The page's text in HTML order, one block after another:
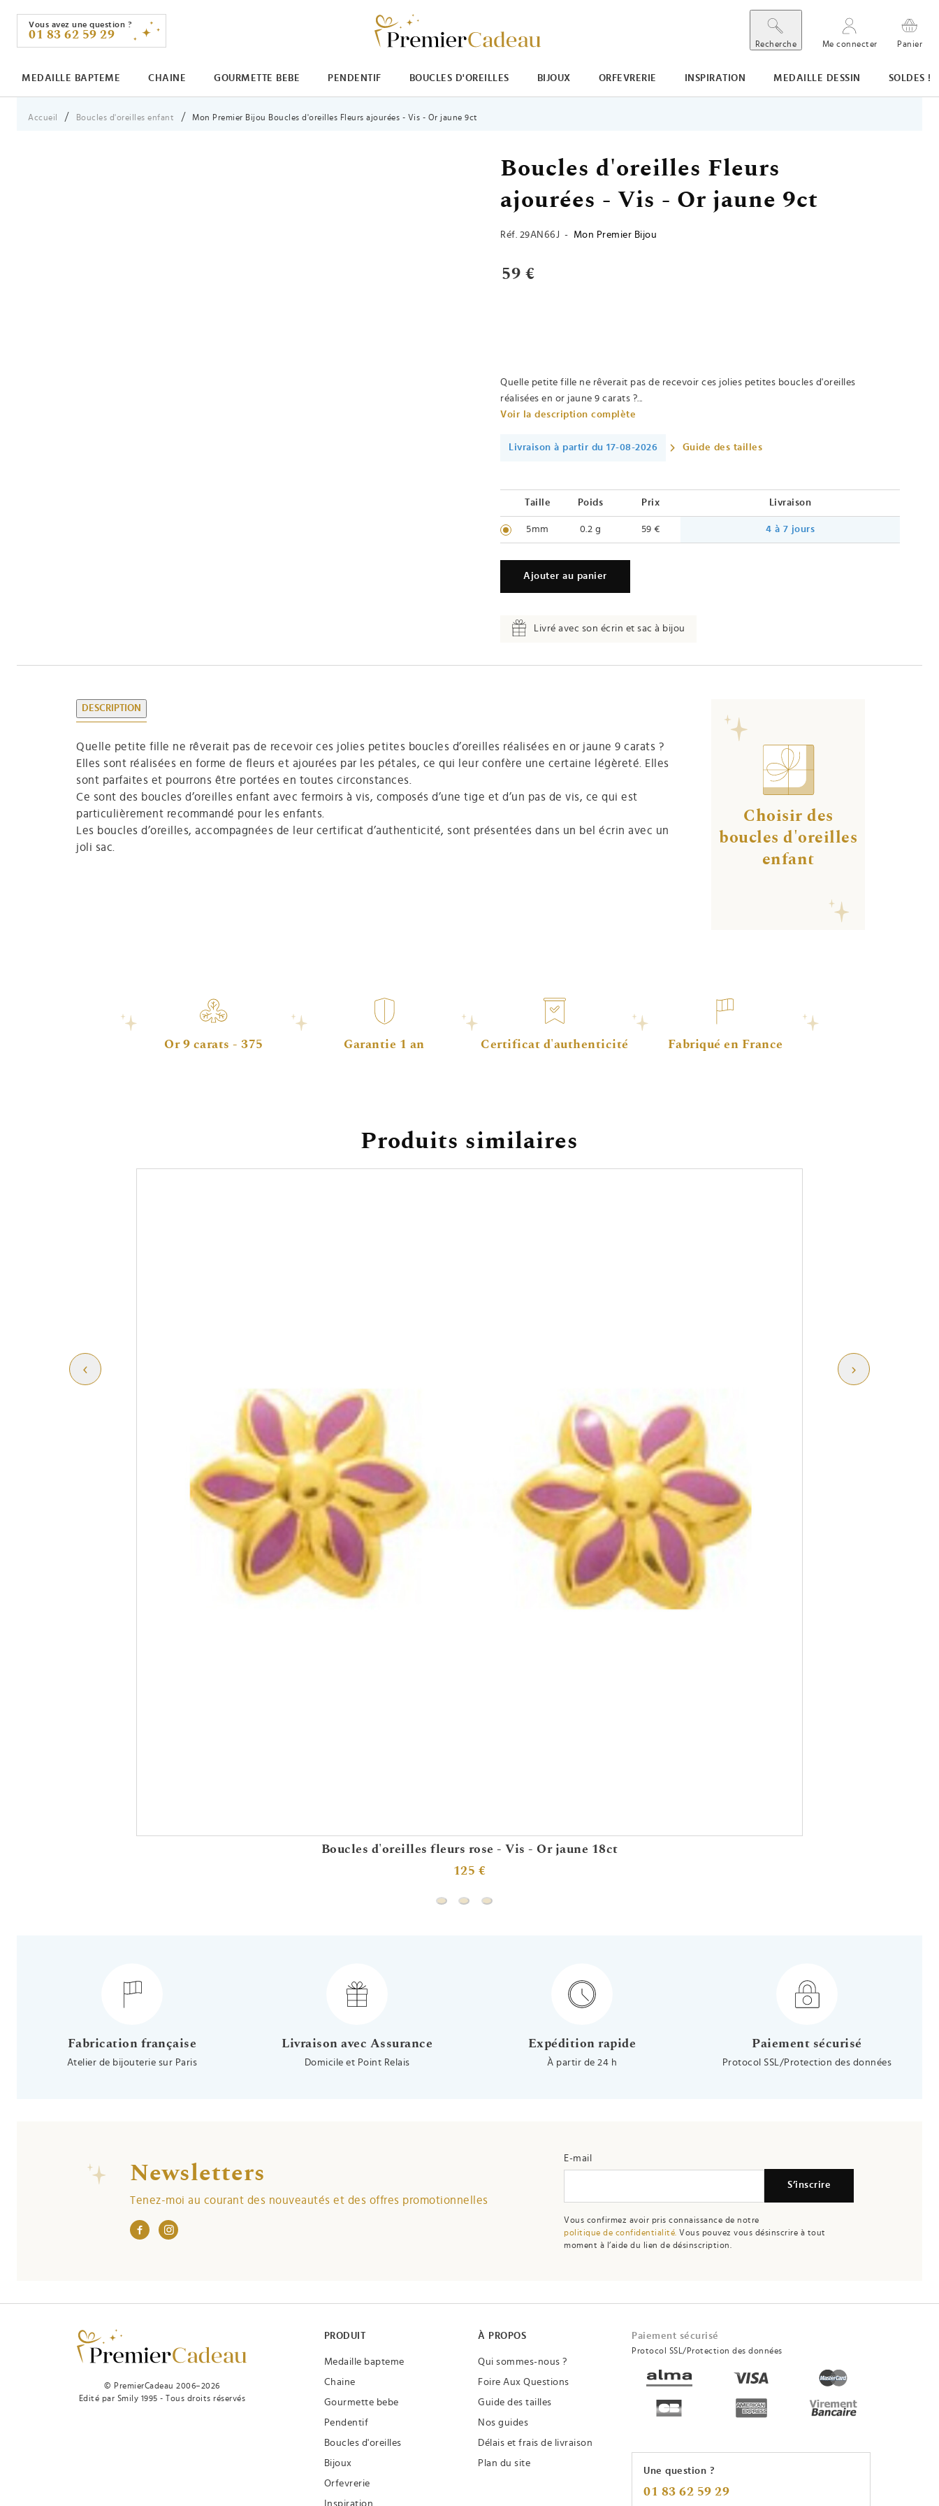
Vous avez une question ?
01 83 62 59 29
Recherche Me connecter Panier
MEDAILLE BAPTEME CHAINE GOURMETTE BEBE PENDENTIF BOUCLES D'OREILLES BIJOUX ORFEVRERIE INSPIRATION MEDAILLE DESSIN SOLDES !
Vous êtes ici :
Accueil Boucles d'oreilles enfant Mon Premier Bijou Boucles d'oreilles Fleurs ajourées - Vis - Or jaune 9ct
Boucles d'oreilles Fleurs
ajourées - Vis - Or jaune 9ct
Réf. 29AN66J - Mon Premier Bijou
59 €
Quelle petite fille ne rêverait pas de recevoir ces jolies petites boucles d'oreilles
réalisées en or jaune 9 carats ?...
Voir la description complète
Livraison à partir du 17-08-2026 Guide des tailles
Taille Poids Prix Livraison
5mm 0.2 g 59 € 4 à 7 jours
Ajouter au panier
Livré avec son écrin et sac à bijou
DESCRIPTION
Quelle petite fille ne rêverait pas de recevoir ces jolies petites boucles d’oreilles réalisées en or jaune 9 carats ?
Elles sont réalisées en forme de fleurs et ajourées par les pétales, ce qui leur confère une certaine légèreté. Elles
sont parfaites et pourrons être portées en toutes circonstances.
Ce sont des boucles d’oreilles enfant avec fermoirs à vis, composés d’une tige et d’un pas de vis, ce qui est
particulièrement recommandé pour les enfants.
Les boucles d’oreilles, accompagnées de leur certificat d’authenticité, sont présentées dans un bel écrin avec un
joli sac.
Choisir des
boucles d'oreilles
enfant
Or 9 carats - 375 Garantie 1 an Certificat d'authenticité Fabriqué en France
Produits similaires
Boucles d'oreilles fleurs rose - Vis - Or jaune 18ct
125 €
Boucles d'oreilles fleurs rose - Vis - Or jaune 18ct
Boucles d'oreilles fleurs blanche - Vis - Or jaune 18ct
Fabrication française
Atelier de bijouterie sur Paris
Livraison avec Assurance
Domicile et Point Relais
Expédition rapide
À partir de 24 h
Paiement sécurisé
Protocol SSL/Protection des données
Newsletters
Tenez-moi au courant des nouveautés et des offres promotionnelles
E-mail
S’inscrire
Vous confirmez avoir pris connaissance de notre
politique de confidentialité. Vous pouvez vous désinscrire à tout
moment à l’aide du lien de désinscription.
© PremierCadeau 2006–2026
Edité par Smily 1995 - Tous droits réservés
PRODUIT
Medaille bapteme
Chaine
Gourmette bebe
Pendentif
Boucles d'oreilles
Bijoux
Orfevrerie
Inspiration
À PROPOS
Qui sommes-nous ?
Foire Aux Questions
Guide des tailles
Nos guides
Délais et frais de livraison
Plan du site
Paiement sécurisé
Protocol SSL/Protection des données
Une question ?
01 83 62 59 29